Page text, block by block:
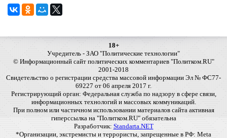
18+
Учредитель - ЗАО "Политические технологии"
© Информационный сайт политических комментариев "Политком.RU"
2001-2018
Свидетельство о регистрации средства массовой информации Эл № ФС77-
69227 от 06 апреля 2017 г.
Регистрирующий орган: Федеральная служба по надзору в сфере связи,
информационных технологий и массовых коммуникаций.
При полном или частичном использовании материалов сайта активная
гиперссылка на "Политком.RU" обязательна
Разработчик: Standarta.NET
*Организации, экстремисты и террористы, запрещенные в РФ: Meta